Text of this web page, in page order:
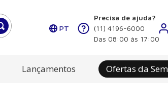
PT
Precisa de ajuda?
(11) 4196-6000
Das 08:00 às 17:00
Lançamentos Ofertas da